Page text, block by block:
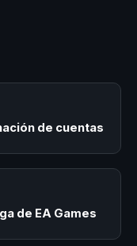
de cuentas
de EA Games